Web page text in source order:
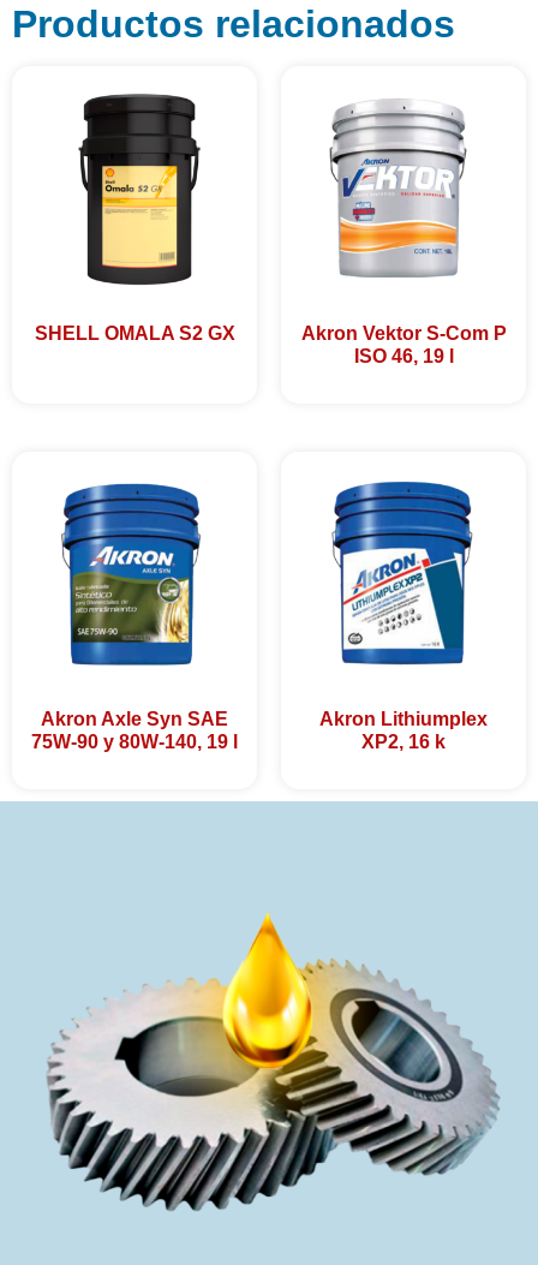
Productos relacionados
SHELL OMALA S2 GX
Akron Vektor S-Com P
ISO 46, 19 l
Akron Axle Syn SAE
75W-90 y 80W-140, 19 l
Akron Lithiumplex
XP2, 16 k